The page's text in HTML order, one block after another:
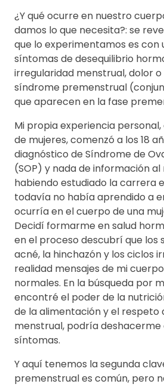
¿Y qué ocurre en nuestro
damos lo que necesita?: se
que lo experimentamos es con
síntomas de desequilibrio
irregularidad menstrual, dolor
síndrome premenstrual
que aparecen en la fase
Mi propia experiencia
de mujeres, comenzó a los 18
diagnóstico de Síndrome de
(SOP) y nada de información
habiendo estudiado la carrera
todavía no había aprendido a
ocurría en el cuerpo de una
Decidí formarme en salud
en el proceso descubrí que los
acné, la hinchazón y los ciclos
realidad mensajes de mi
normales. En la búsqueda por
encontré el poder de la
de la alimentación y el respeto
menstrual, podría deshacerme
síntomas.
Y aquí tenemos la segunda
premenstrual es común, pero